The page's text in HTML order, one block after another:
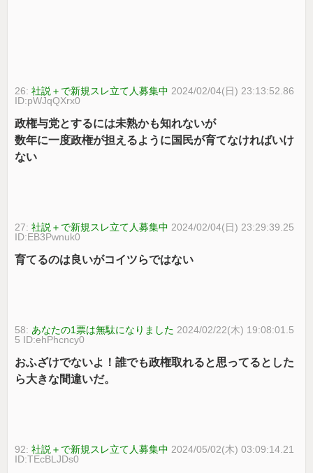
26:社説＋で新規スレ立て人募集中 2024/02/04(日) 23:13:52.86
ID:pWJqQXrx0
政権与党とするには未熟かも知れないが
数年に一度政権が担えるように国民が育てなければいけ
ない
27:社説＋で新規スレ立て人募集中 2024/02/04(日) 23:29:39.25
ID:EB3Pwnuk0
育てるのは良いがコイツらではない
58: あなたの1票は無駄になりました 2024/02/22(木) 19:08:01.5
5 ID:ehPhcncy0
おふざけでないよ！誰でも政権取れると思ってるとした
ら大きな間違いだ。
92:社説＋で新規スレ立て人募集中 2024/05/02(木) 03:09:14.21
ID:TEcBLJDs0